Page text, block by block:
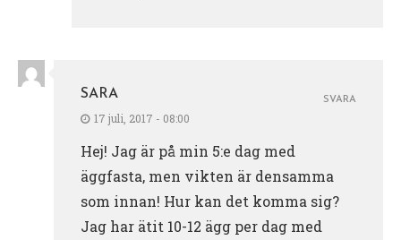
SARA
17 juli, 2017 - 08:00
Hej! Jag är på min 5:e dag med
äggfasta, men vikten är densamma
som innan! Hur kan det komma sig?
Jag har ätit 10-12 ägg per dag med
SVARA